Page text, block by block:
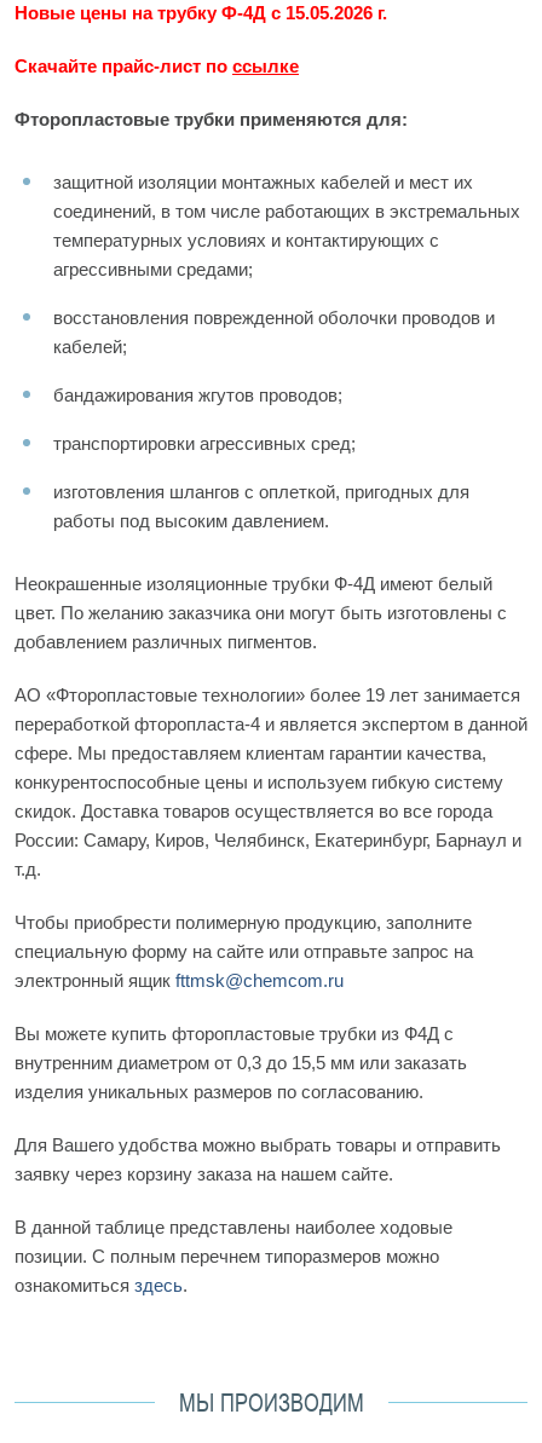
Новые цены на трубку Ф-4Д с 15.05.2026 г.
Скачайте прайс-лист по ссылке
Фторопластовые трубки применяются для:
защитной изоляции монтажных кабелей и мест их
соединений, в том числе работающих в экстремальных
температурных условиях и контактирующих с
агрессивными средами;
восстановления поврежденной оболочки проводов и
кабелей;
бандажирования жгутов проводов;
транспортировки агрессивных сред;
изготовления шлангов с оплеткой, пригодных для
работы под высоким давлением.
Неокрашенные изоляционные трубки Ф-4Д имеют белый
цвет. По желанию заказчика они могут быть изготовлены с
добавлением различных пигментов.
АО «Фторопластовые технологии» более 19 лет занимается
переработкой фторопласта-4 и является экспертом в данной
сфере. Мы предоставляем клиентам гарантии качества,
конкурентоспособные цены и используем гибкую систему
скидок. Доставка товаров осуществляется во все города
России: Самару, Киров, Челябинск, Екатеринбург, Барнаул и
т.д.
Чтобы приобрести полимерную продукцию, заполните
специальную форму на сайте или отправьте запрос на
электронный ящик fttmsk@chemcom.ru
Вы можете купить фторопластовые трубки из Ф4Д с
внутренним диаметром от 0,3 до 15,5 мм или заказать
изделия уникальных размеров по согласованию.
Для Вашего удобства можно выбрать товары и отправить
заявку через корзину заказа на нашем сайте.
В данной таблице представлены наиболее ходовые
позиции. С полным перечнем типоразмеров можно
ознакомиться здесь.
МЫ ПРОИЗВОДИМ